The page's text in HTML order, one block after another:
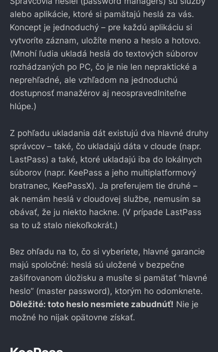
alebo aplikácie, ktoré si pamätajú heslá za vás.
Koncept je jednoduchý – pre každú aplikáciu si
vytvoríte záznam, uložíte meno a heslo a hotovo.
(Mnohí ľudia ukladá heslá do textových súborov
rozhádzaných po PC, čo je nie len nepraktické a
neprehľadné, ale vzhľadom na jednoduchú
dostupnosť manažérov aj neospravedlniteľne
hlúpe.)
Z pohľadu ukladania dát existujú dva hlavné druhy
správcov – také, čo ukladajú dáta v cloude (napr.
LastPass) a také, ktoré ukladajú iba do lokálnych
súborov (napr. KeePass a jeho multiplatformový
bratranec, KeePassX). Ja preferujem tie druhé –
ak nemám heslá v cloudovej službe, nemusím sa
obávať, že ju niekto hackne. (V prípade LastPass
sa to už stalo niekoľkokrát.)
Bez ohľadu na to, čo si vyberiete, hlavné garancie
majú spoločné: heslá sú uložené v bezpečne
zašifrovanom úložisku a musíte si pamätať “hlavné
heslo” (master password), ktorým ho odomknete.
Dôležité: toto heslo nesmiete zabudnúť! Nie je
možné ho nijak opätovne získať.